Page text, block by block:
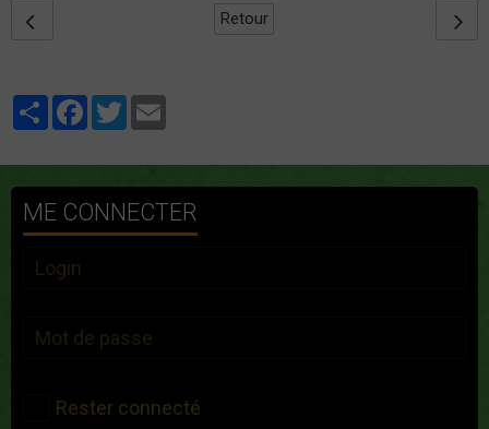
Retour
PartagerFacebook
Twitter
ME CONNECTER
Rester connecté